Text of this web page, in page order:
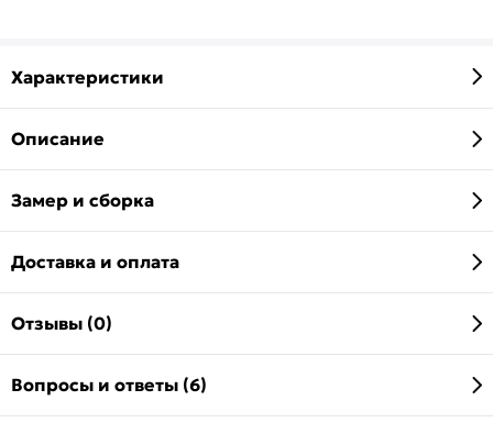
Характеристики
Описание
Замер и сборка
Доставка и оплата
Отзывы (0)
Вопросы и ответы (6)